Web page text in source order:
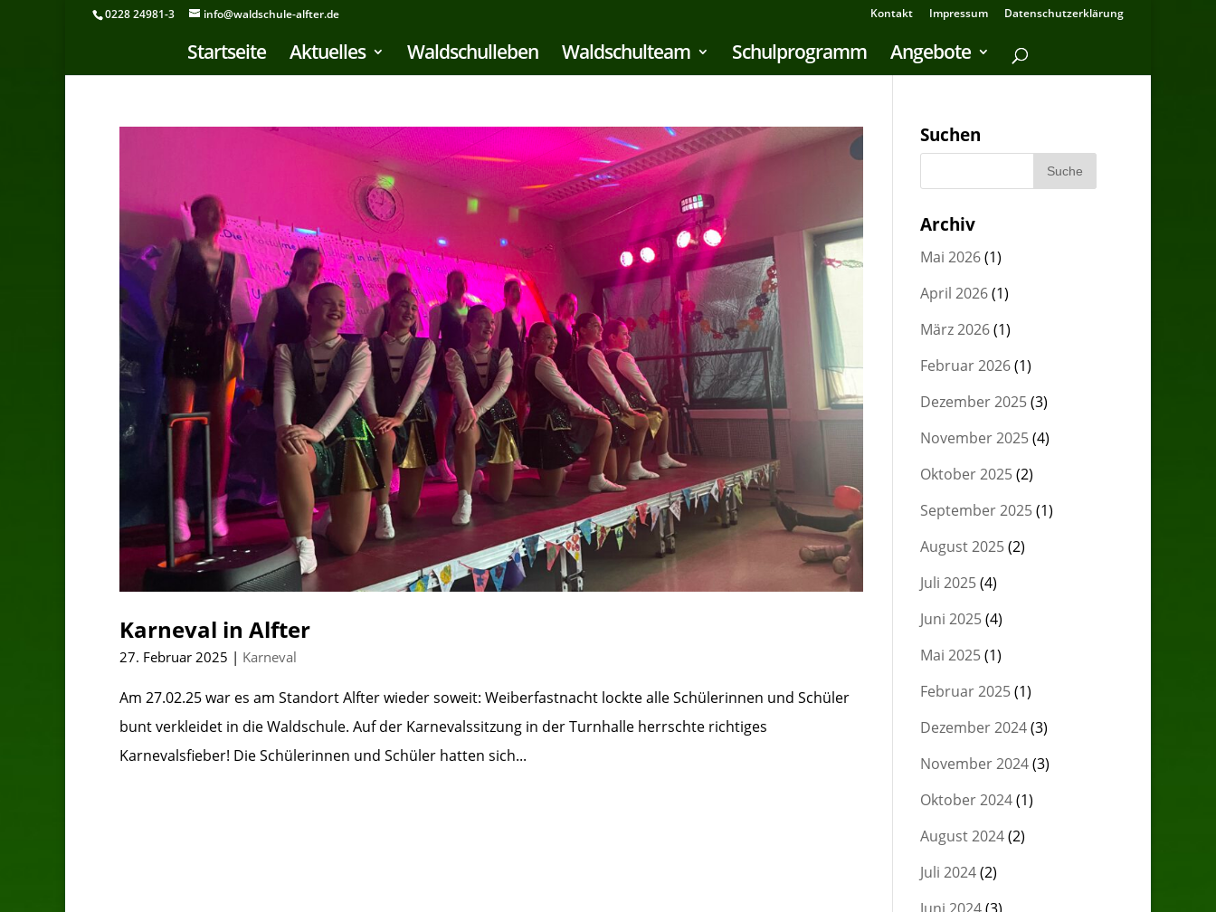
0228 24981-3 info@waldschule-alfter.de Kontakt Impressum Datenschutzerklärung
Startseite Aktuelles Waldschulleben Waldschulteam Schulprogramm Angebote
Karneval in Alfter
27. Februar 2025 | Karneval
Am 27.02.25 war es am Standort Alfter wieder soweit: Weiberfastnacht lockte alle Schülerinnen und Schüler
bunt verkleidet in die Waldschule. Auf der Karnevalssitzung in der Turnhalle herrschte richtiges
Karnevalsfieber! Die Schülerinnen und Schüler hatten sich...
Suchen
Archiv
Mai 2026(1)
April 2026(1)
März 2026(1)
Februar 2026(1)
Dezember 2025(3)
November 2025(4)
Oktober 2025(2)
September 2025(1)
August 2025(2)
Juli 2025(4)
Juni 2025(4)
Mai 2025(1)
Februar 2025(1)
Dezember 2024(3)
November 2024(3)
Oktober 2024(1)
August 2024(2)
Juli 2024(2)